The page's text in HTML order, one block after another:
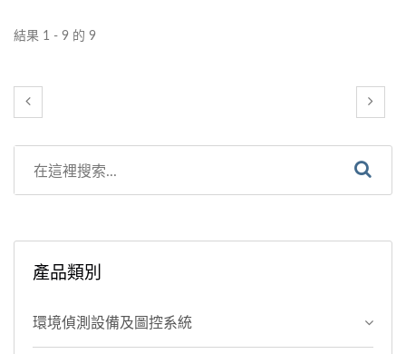
結果 1 - 9 的 9
產品類別
環境偵測設備及圖控系統